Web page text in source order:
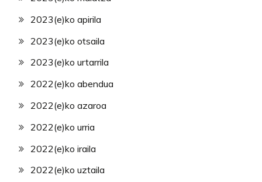
2023(e)ko apirila
2023(e)ko otsaila
2023(e)ko urtarrila
2022(e)ko abendua
2022(e)ko azaroa
2022(e)ko urria
2022(e)ko iraila
2022(e)ko uztaila